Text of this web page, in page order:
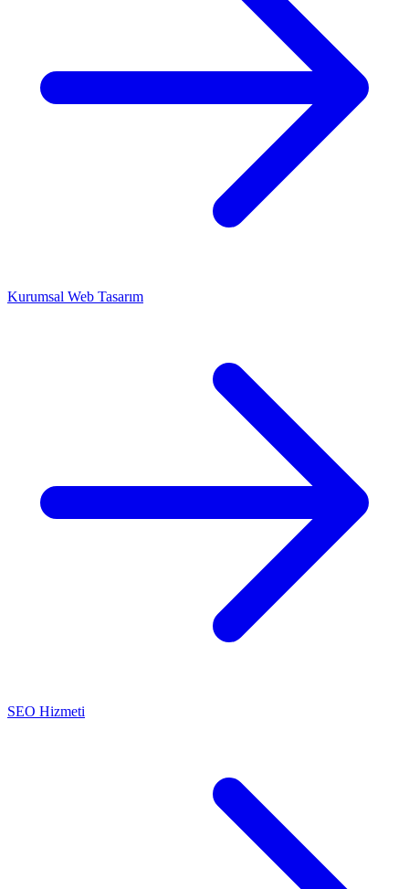
Kurumsal Web Tasarım
SEO Hizmeti